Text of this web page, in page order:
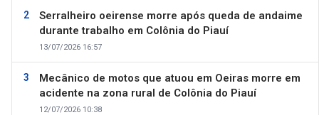
Serralheiro oeirense morre após queda de andaime
durante trabalho em Colônia do Piauí
13/07/2026 16:57
Mecânico de motos que atuou em Oeiras morre em
acidente na zona rural de Colônia do Piauí
12/07/2026 10:38